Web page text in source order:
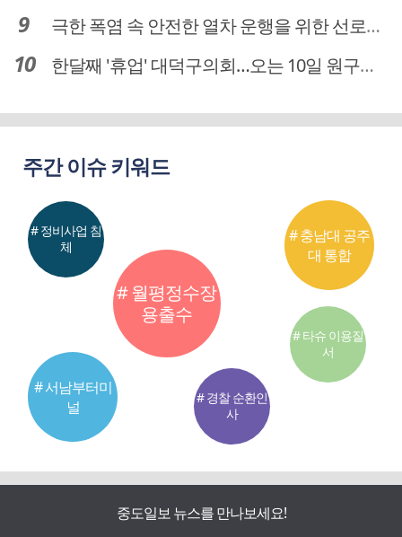
극한 폭염 속 안전한 열차 운행을 위한 선로관리
한달째 '휴업' 대덕구의회…오는 10일 원구성 다시 돌입
주간 이슈 키워드
# 월평정수장
용출수
# 서남부터미
널
# 충남대 공주
대 통합
# 정비사업 침
체
# 경찰 순환인
사
# 타슈 이용질
서
중도일보 뉴스를 만나보세요!